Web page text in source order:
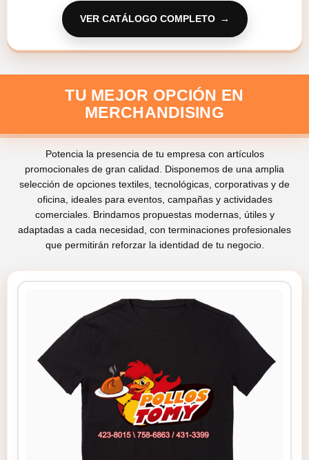
VER CATÁLOGO COMPLETO
TU MEJOR OPCIÓN EN
MERCHANDISING
Potencia la presencia de tu empresa con artículos
promocionales de gran calidad. Disponemos de una amplia
selección de opciones textiles, tecnológicas, corporativas y de
oficina, ideales para eventos, campañas y actividades
comerciales. Brindamos propuestas modernas, útiles y
adaptadas a cada necesidad, con terminaciones profesionales
que permitirán reforzar la identidad de tu negocio.